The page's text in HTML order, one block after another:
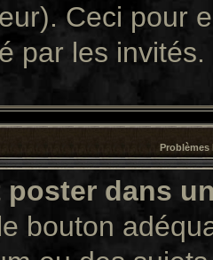
Ceci pour
par les invités.
Problèmes
poster dans
bouton